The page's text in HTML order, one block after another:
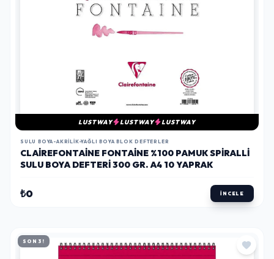
LUSTWAY LUSTWAY LUSTWAY
SULU BOYA-AKRILIK-YAĞLI BOYA BLOK DEFTERLER
CLAIREFONTAINE FONTAINE %100 PAMUK SPIRALLI
SULU BOYA DEFTERI 300 GR. A4 10 YAPRAK
₺0 İNCELE
SON 3!